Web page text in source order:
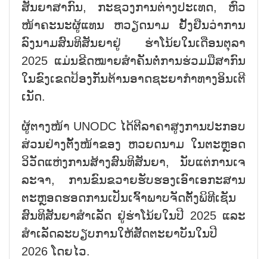
ສັນ​ຍາ​ສາ​ກົນ, ກະ​ຊວງ​ການ​ຕ່າງ​ປະ​ເທດ, ຫົວ​
ໜ້າ​ຄະ​ນະ​ຜູ້​ແທນ ຫວຽດ​ນາມ ຢັ້ງ​ຢືນ​ວ່າ​ການ​​
ລົງ​ນາມ​ສົນ​ທິ​ສັນ​ຍາ​ຢູ່ ຮ່າ​ໂນ້ຍ​ໃນ​ເດືອນ​ຕຸ​ລາ
2025 ແມ່ນ​ຂີດ​ໝາຍ​ສຳ​ຄັນ​​ຕໍ່​ການ​ຮ່ວ​ມ​ມື​ສາ​ກົນ
ໃນ​ຂົງ​ເຂດ​ປ້ອງ​ກັນ​ຕ້ານ​ອາດ​ຊະ​ຍາ​ກຳ​ທາງ​ອິນ​ເຕີ​
ເນັດ.
ຜູ້​ຕາງ​ໜ້າ UNODC ໄດ້​ຕີ​ລາ​ຄາ​ສູງ​ການ​ປະ​ກອບ​
ສ່ວ​ນ​ຢ່າ​ງ​ຕັ້ງ​ໜ້າ​ຂອງ ຫວຍດ​ນາມ ໃນ​ຕະຫຼອດ​
ວິ​ວັດ​ແຫ່ງ​ການ​ສ້າງ​ສົນ​ທິ​ສັນ​ຍາ, ນັບ​ແຕ່​ການ​ເຈ​
ລະ​ຈາ, ການຂົນ​ຂວາຍ​ຮັບ​ຮອງ​ເອົາ​ເອ​ກະ​ສານ​
ຕະຫຼອດ​ຮອດ​ການ​ເປັນ​ເຈົ້າ​ພາບ​ຈັດ​ຕັ້ງ​ພິ​ທີ​ເຊັນ​
ສົນ​ທິ​ສັນ​ຍາ​ສຳ​ເລັດ ຢູ່​ຮ່າ​ໂນ້ຍ​ໃນ​ປີ 2025 ແລະ
ສຳ​ເລັດ​ລະ​ບຽບ​ການ​ໃຫ້​ສັດ​ຕະ​ຍາ​ບັນ​ໃນ​ປີ
2026 ໂດຍ​ໄວ.